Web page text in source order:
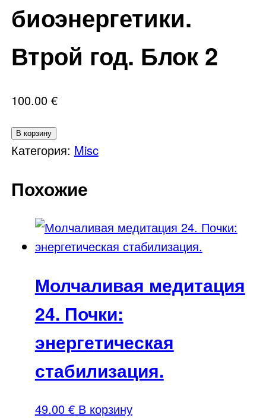
биоэнергетики.
Втрой год. Блок 2
100.00 €
Количество
товара
биоэнергетики.
Блок
В корзину
Категория: Misc
Похожие
Молчаливая медитация
24. Почки:
энергетическая
стабилизация.
49.00 € В корзину